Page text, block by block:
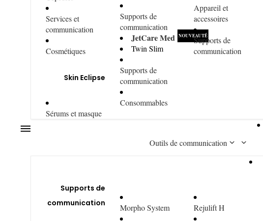
Services et
communication
Cosmétiques
Skin Eclipse
Sérums et masque
Supports de
communication
JetCare Med
Twin Slim
Supports de
communication
Consommables
Appareil et
accessoires
Supports de
communication
Outils de communication
Supports de
communication
Morpho System Rejulift H